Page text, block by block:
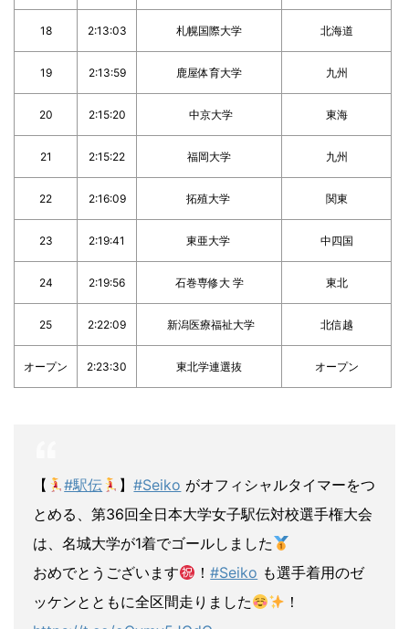
18 2:13:03 札幌国際大学 北海道
19 2:13:59 鹿屋体育大学 九州
20 2:15:20 中京大学 東海
21 2:15:22 福岡大学 九州
22 2:16:09 拓殖大学 関東
23 2:19:41 東亜大学 中四国
24 2:19:56 石巻専修大 学 東北
25 2:22:09 新潟医療福祉大学 北信越
オープン 2:23:30 東北学連選抜 オープン
【 #駅伝 】#Seiko がオフィシャルタイマーをつ
とめる、第36回全日本大学女子駅伝対校選手権大会
は、名城大学が1着でゴールしました
おめでとうございます
！#Seiko も選手着用のゼ
ッケンとともに全区間走りました
！